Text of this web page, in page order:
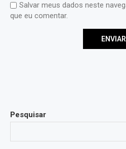
Salvar meus dados neste
que eu comentar.
Pesquisar